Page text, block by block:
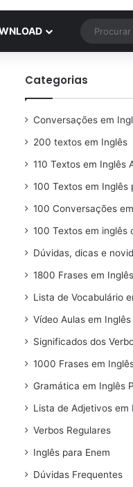
Categorias
Conversações em
200 textos em Inglês
110 Textos em Inglês
100 Textos em Inglês
100 Conversações
100 Textos em inglês
Dúvidas, dicas e
1800 Frases em Inglês
Lista de Vocabulário
Vídeo Aulas em Inglês
Significados dos
1000 Frases em
Gramática em Inglês
Lista de Adjetivos em
Verbos Regulares
Inglês para Enem
Dúvidas Frequentes